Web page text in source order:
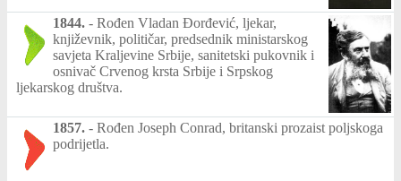
1844. - Rođen Vladan Đorđević, ljekar,
književnik, političar, predsednik ministarskog
savjeta Kraljevine Srbije, sanitetski pukovnik i
osnivač Crvenog krsta Srbije i Srpskog
ljekarskog društva.
1857. - Rođen Joseph Conrad, britanski prozaist poljskoga
podrijetla.